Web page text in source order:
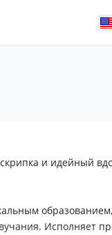
и идейный
образованием,
Исполняет